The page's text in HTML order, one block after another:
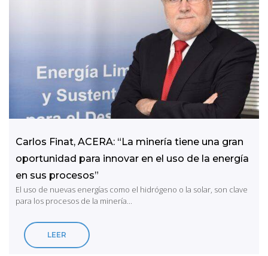
Carlos Finat, ACERA: “La minería tiene una gran
oportunidad para innovar en el uso de la energía
en sus procesos”
El uso de nuevas energías como el hidrógeno o la solar, son clave
para los procesos de la minería...
LEER